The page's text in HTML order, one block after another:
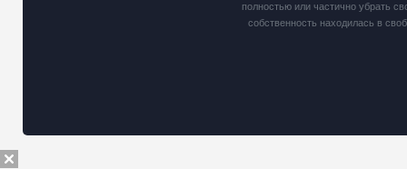
полностью или частично убрать
собственность находилась в